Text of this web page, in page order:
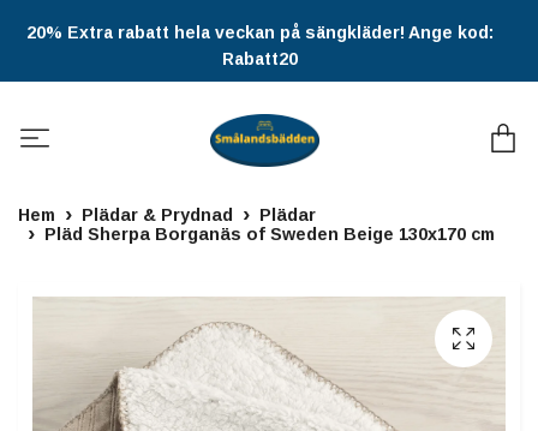
20% Extra rabatt hela veckan på sängkläder! Ange kod:
Rabatt20
Hem Plädar & Prydnad
Plädar
Pläd Sherpa Borganäs of Sweden Beige 130x170 cm